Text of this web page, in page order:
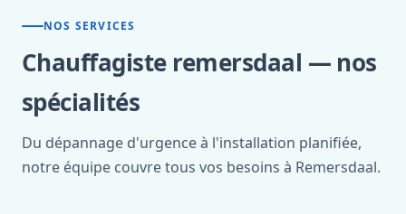
NOS SERVICES
Chauffagiste remersdaal — nos
spécialités
Du dépannage d'urgence à l'installation planifiée,
notre équipe couvre tous vos besoins à Remersdaal.